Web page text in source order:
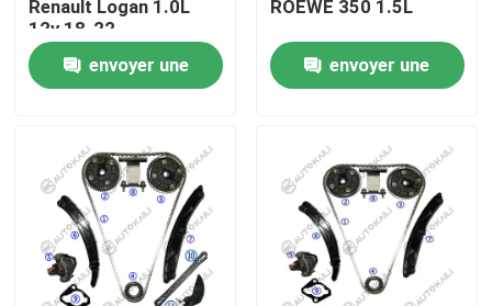
Vidéos
Visite de l'usine
Contrôle de la qualité
Renault Logan 1.0L
12v 18-22
envoyer une
ROEWE 350 1.5L
envoyer une